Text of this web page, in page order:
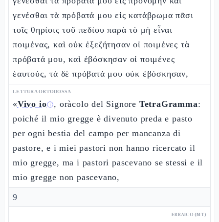
γενέσθαι τὰ πρόβατά μου εἰς κατάβρωμα πᾶσι
τοῖς θηρίοις τοῦ πεδίου παρὰ τὸ μὴ εἶναι
ποιμένας, καὶ οὐκ ἐξεζήτησαν οἱ ποιμένες τὰ
πρόβατά μου, καὶ ἐβόσκησαν οἱ ποιμένες
ἑαυτούς, τὰ δὲ πρόβατά μου οὐκ ἐβόσκησαν,
LETTURA ORTODOSSA
«Vivo ioⓘ, oràcolo del Signore TetraGramma:
poiché il mio gregge è divenuto preda e pasto
per ogni bestia del campo per mancanza di
pastore, e i miei pastori non hanno ricercato il
mio gregge, ma i pastori pascevano se stessi e il
mio gregge non pascevano,
9
EBRAICO (MT)